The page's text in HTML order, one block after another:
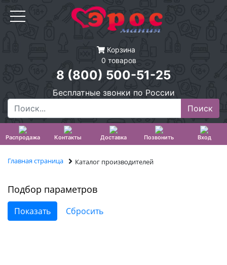
Корзина
0 товаров
8 (800) 500-51-25
Бесплатные звонки по России
Распродажа Контакты Доставка Позвонить Вход
Главная страница Каталог производителей
Подбор параметров